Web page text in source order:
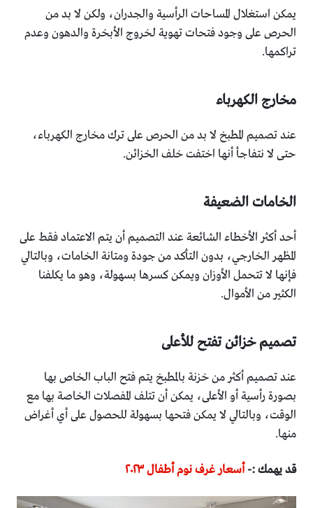
يمكن استغلال المساحات الرأسية والجدران، ولكن لا بد من
الحرص على وجود فتحات تهوية لخروج الأبخرة والدهون وعدم
تراكمها.
مخارج الكهرباء
عند تصميم المطبخ لا بد من الحرص على ترك مخارج الكهرباء،
حتى لا نتفاجأ أنها اختفت خلف الخزائن.
الخامات الضعيفة
أحد أكثر الأخطاء الشائعة عند التصميم أن يتم الاعتماد فقط على
المظهر الخارجي، بدون التأكد من جودة ومتانة الخامات، وبالتالي
فإنها لا تتحمل الأوزان ويمكن كسرها بسهولة، وهو ما يكلفنا
الكثير من الأموال.
تصميم خزائن تفتح للأعلى
عند تصميم أكثر من خزنة بالمطبخ يتم فتح الباب الخاص بها
بصورة رأسية أو الأعلى، يمكن أن تتلف المفصلات الخاصة بها مع
الوقت، وبالتالي لا يمكن فتحها بسهولة للحصول على أي أغراض
منها.
قد يهمك :-أسعار غرف نوم أطفال ٢٠٢٣